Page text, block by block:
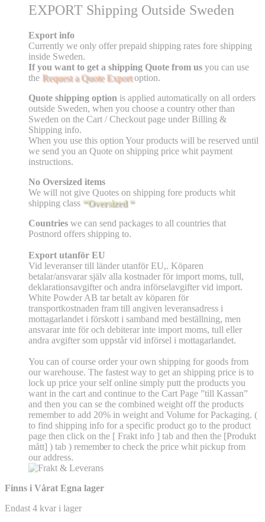
EXPORT Shipping Outside Sweden
Export info
Currently we only offer prepaid shipping rates fore shipping
inside Sweden.
If you want to get a shipping Quote from us you can use
the Request a Quote Exportoption.
Quote shipping option is applied automatically on all orders
outside Sweden, when you choose a country other than
Sweden on the Cart / Checkout page under Billing &
Shipping info.
When you use this option Your products will be reserved until
we send you an Quote on shipping price whit payment
instructions.
No Oversized items
We will not give Quotes on shipping fore products whit
shipping class “Oversized “
Countries we can send packages to all countries that
Postnord offers shipping to.
Export utanför EU
Vid leveranser till länder utanför EU,. Köparen
betalar/ansvarar själv alla kostnader för import moms, tull,
deklarationsavgifter och andra införselavgifter vid import.
White Powder AB tar betalt av köparen för
transportkostnaden fram till angiven leveransadress i
mottagarlandet i förskott i samband med beställning, men
ansvarar inte för och debiterar inte import moms, tull eller
andra avgifter som uppstår vid införsel i mottagarlandet.
You can of course order your own shipping for goods from
our warehouse. The fastest way to get an shipping price is to
lock up price your self online simply putt the products you
want in the cart and continue to the Cart Page ”till Kassan”
and then you can se the combined weight off the products
remember to add 20% in weight and Volume for Packaging. (
to find shipping info for a specific product go to the product
page then click on the [ Frakt info ] tab and then the [Produkt
mått] ) tab ) remember to check the price whit pickup from
our address.
Finns i Vårat Egna lager
Endast 4 kvar i lager